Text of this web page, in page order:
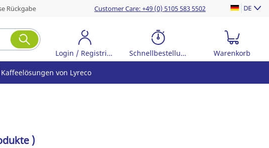
Rückgabe Customer Care: +49 (0) 5105 583 5502 DE
Login / Registrierung Schnellbestellung Warenkorb
Kaffeelösungen von Lyreco
)